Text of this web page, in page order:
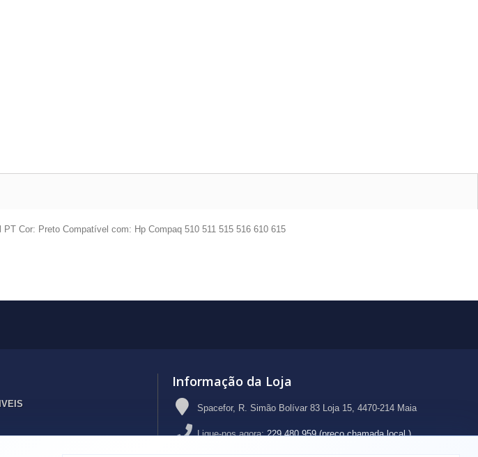
Cor: Preto Compatível com: Hp Compaq 510 511 515 516 610 615
Informação da Loja
Spacefor, R. Simão Bolívar 83 Loja 15, 4470-214 Maia
Ligue-nos agora:229 480 959 (preço chamada local )